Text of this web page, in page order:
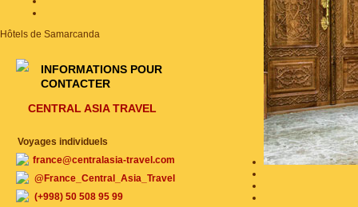
Hôtels de Samarcanda
INFORMATIONS POUR
CONTACTER
CENTRAL ASIA TRAVEL
Voyages individuels
france@centralasia-travel.com
@France_Central_Asia_Travel
(+998) 50 508 95 99